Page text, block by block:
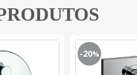
-20%